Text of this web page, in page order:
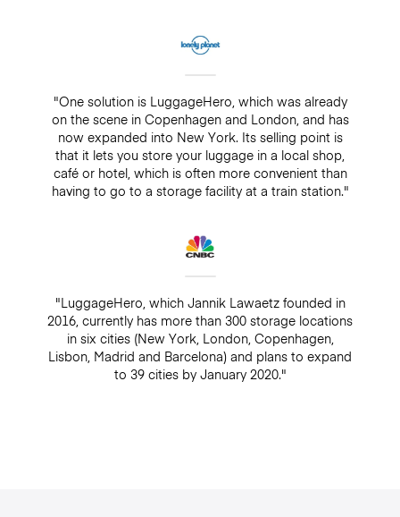
"One solution is LuggageHero, which was already
on the scene in Copenhagen and London, and has
now expanded into New York. Its selling point is
that it lets you store your luggage in a local shop,
café or hotel, which is often more convenient than
having to go to a storage facility at a train station."
"LuggageHero, which Jannik Lawaetz founded in
2016, currently has more than 300 storage locations
in six cities (New York, London, Copenhagen,
Lisbon, Madrid and Barcelona) and plans to expand
to 39 cities by January 2020."